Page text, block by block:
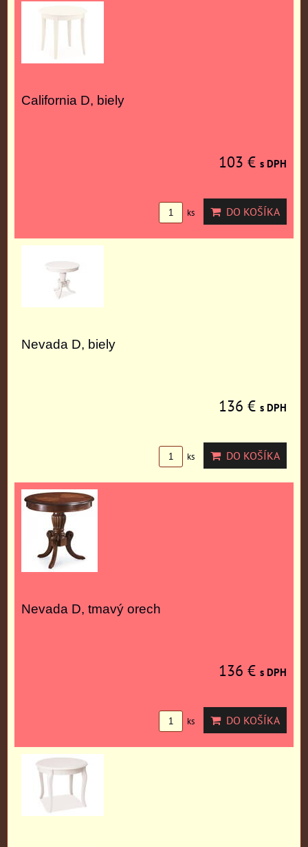
California D, biely
103 € s DPH
ks DO KOŠÍKA
Nevada D, biely
136 € s DPH
ks DO KOŠÍKA
Nevada D, tmavý orech
136 € s DPH
ks DO KOŠÍKA